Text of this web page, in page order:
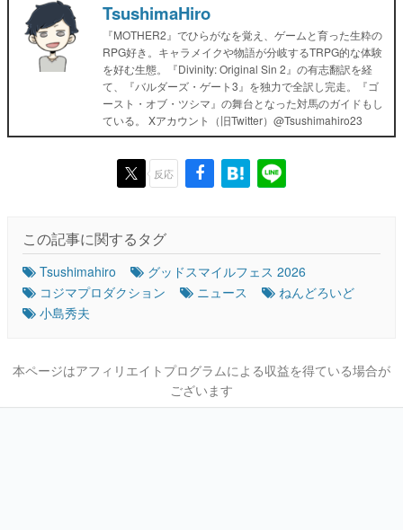
TsushimaHiro
『MOTHER2』でひらがなを覚え、ゲームと育った生粋の
RPG好き。キャラメイクや物語が分岐するTRPG的な体験
を好む生態。『Divinity: Original Sin 2』の有志翻訳を経
て、『バルダーズ・ゲート3』を独力で全訳し完走。『ゴ
ースト・オブ・ツシマ』の舞台となった対馬のガイドもし
ている。 Xアカウント（旧Twitter）@Tsushimahiro23
反応
この記事に関するタグ
Tsushimahiro
グッドスマイルフェス 2026
コジマプロダクション
ニュース
ねんどろいど
小島秀夫
本ページはアフィリエイトプログラムによる収益を得ている場合が
ございます